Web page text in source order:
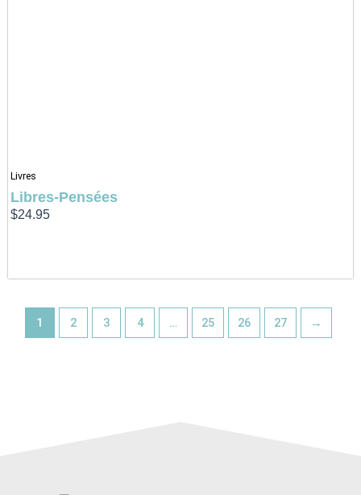
Livres
Libres-Pensées
$24.95
1 2 3 4 … 25 26 27 →